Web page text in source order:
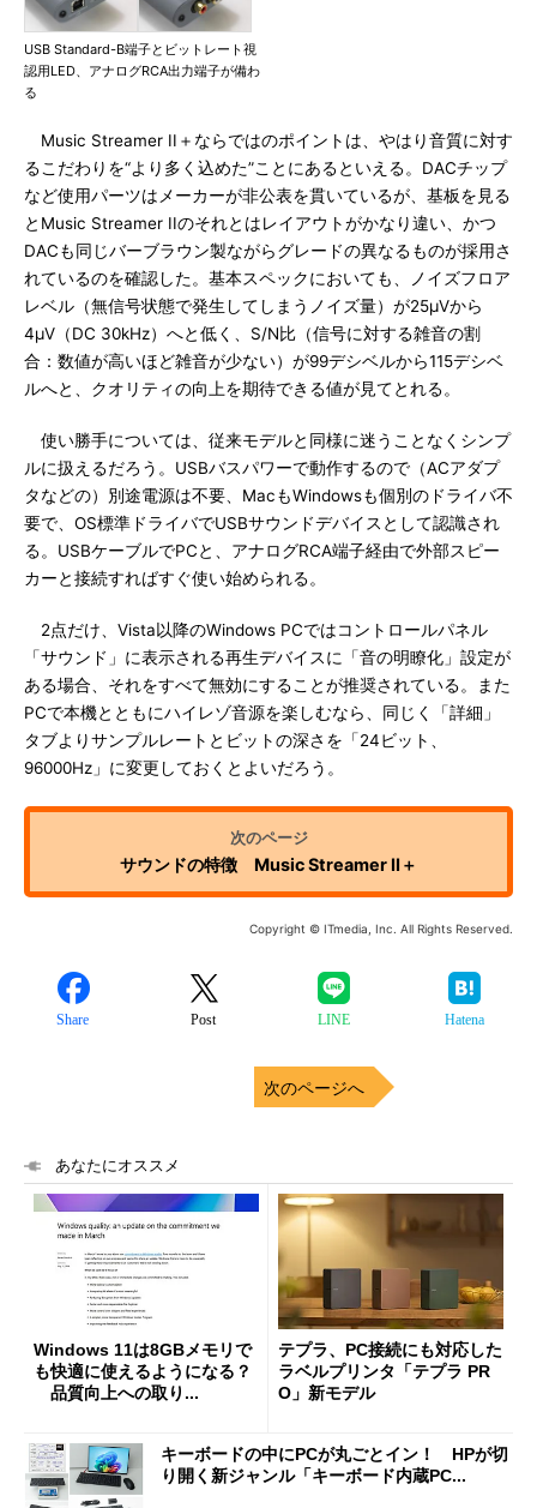
USB Standard-B端子とビットレート視
認用LED、アナログRCA出力端子が備わ
る
Music Streamer II＋ならではのポイントは、やはり音質に対す
るこだわりを“より多く込めた”ことにあるといえる。DACチップ
など使用パーツはメーカーが非公表を貫いているが、基板を見る
とMusic Streamer IIのそれとはレイアウトがかなり違い、かつ
DACも同じバーブラウン製ながらグレードの異なるものが採用さ
れているのを確認した。基本スペックにおいても、ノイズフロア
レベル（無信号状態で発生してしまうノイズ量）が25μVから
4μV（DC 30kHz）へと低く、S/N比（信号に対する雑音の割
合：数値が高いほど雑音が少ない）が99デシベルから115デシベ
ルへと、クオリティの向上を期待できる値が見てとれる。
使い勝手については、従来モデルと同様に迷うことなくシンプ
ルに扱えるだろう。USBバスパワーで動作するので（ACアダプ
タなどの）別途電源は不要、MacもWindowsも個別のドライバ不
要で、OS標準ドライバでUSBサウンドデバイスとして認識され
る。USBケーブルでPCと、アナログRCA端子経由で外部スピー
カーと接続すればすぐ使い始められる。
2点だけ、Vista以降のWindows PCではコントロールパネル
「サウンド」に表示される再生デバイスに「音の明瞭化」設定が
ある場合、それをすべて無効にすることが推奨されている。また
PCで本機とともにハイレゾ音源を楽しむなら、同じく「詳細」
タブよりサンプルレートとビットの深さを「24ビット、
96000Hz」に変更しておくとよいだろう。
サウンドの特徴 Music Streamer II＋
Copyright © ITmedia, Inc. All Rights Reserved.
Share Post LINE Hatena
次のページへ
あなたにオススメ
Windows 11は8GBメモリで
も快適に使えるようになる？
品質向上への取り...
テプラ、PC接続にも対応した
ラベルプリンタ「テプラ PR
O」新モデル
キーボードの中にPCが丸ごとイン！ HPが切
り開く新ジャンル「キーボード内蔵PC...